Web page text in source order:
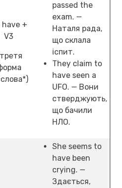
have +
V3
passed the
exam. —
Наталя рада,
що склала
іспит.
They claim to
have seen a
UFO. — Вони
стверджують,
що бачили
НЛО.
She seems to
have been
crying. —
Здається,